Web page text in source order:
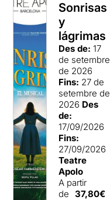
Sonrisas
y
lágrimas
Des de: 17
de setembre
de 2026
Fins: 27 de
setembre de
2026 Des
de:
17/09/2026
Fins:
27/09/2026
Teatre
Apolo
A partir
de 37,80€